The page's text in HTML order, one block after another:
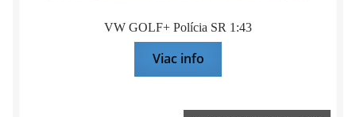
VW GOLF+ Polícia SR 1:43
Viac info